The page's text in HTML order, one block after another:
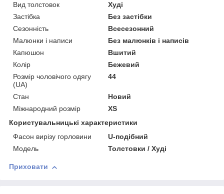
Вид толстовок
Худі
Застібка
Без застібки
Сезонність
Всесезонний
Малюнки і написи
Без малюнків і написів
Капюшон
Вшитий
Колір
Бежевий
Розмір чоловічого одягу
(UA)
44
Стан
Новий
Міжнародний розмір
XS
Користувальницькі характеристики
Фасон вирізу горловини
U-подібний
Модель
Толстовки / Худі
Приховати